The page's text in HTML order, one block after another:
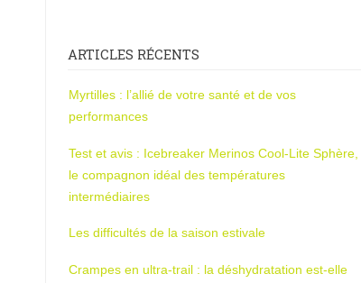
ARTICLES RÉCENTS
Myrtilles : l’allié de votre santé et de vos
performances
Test et avis : Icebreaker Merinos Cool-Lite Sphère,
le compagnon idéal des températures
intermédiaires
Les difficultés de la saison estivale
Crampes en ultra-trail : la déshydratation est-elle